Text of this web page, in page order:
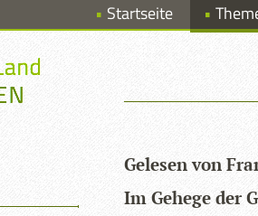
Startseite
Gele­sen von
Im Gehege der